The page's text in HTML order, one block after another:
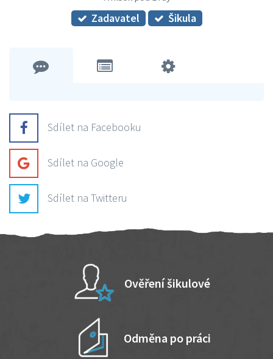
Zadavatel Šikula
Sdílet na Facebooku
Sdílet na Google
Sdílet na Twitteru
Ověření šikulové
Odměna po práci